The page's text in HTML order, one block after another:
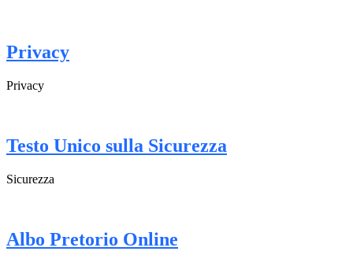
Privacy
Privacy
Testo Unico sulla Sicurezza
Sicurezza
Albo Pretorio Online